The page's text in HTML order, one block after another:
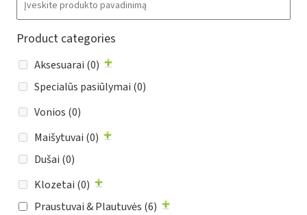
Product categories
Aksesuarai (0)
Specialūs pasiūlymai (0)
Vonios (0)
Maišytuvai (0)
Dušai (0)
Klozetai (0)
Praustuvai & Plautuvės (6)